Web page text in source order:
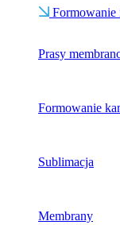
Formowanie
Prasy
Formowanie
Sublimacja
Membrany